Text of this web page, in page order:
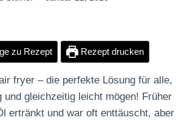
zu Rezept Rezept drucken
fryer – die perfekte Lösung für alle,
und gleichzeitig leicht mögen! Früher
ertränkt und war oft enttäuscht, aber